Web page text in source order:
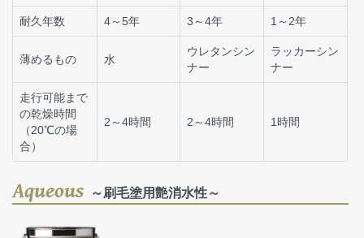
耐久年数 4～5年 3～4年 1～2年
薄めるもの 水
ウレタンシン
ナー
ラッカーシン
ナー
走行可能まで
の乾燥時間
（20℃の場
合）
2～4時間 2～4時間 1時間
Aqueous ～刷毛塗用艶消水性～